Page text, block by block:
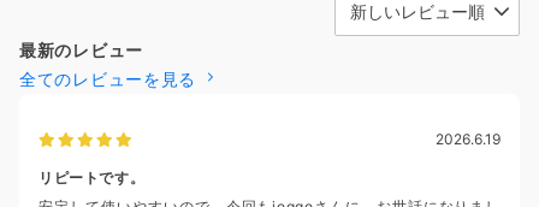
最新のレビュー
全てのレビューを見る
2026.6.19
リピートです。